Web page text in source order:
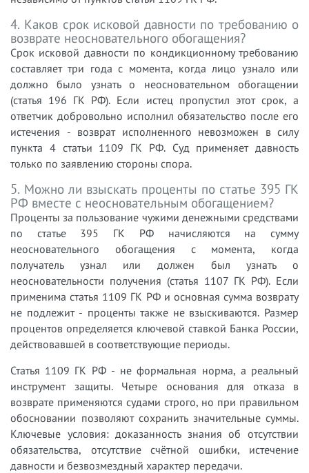
4. Каков срок исковой давности по требованию о
возврате неосновательного обогащения?
Срок исковой давности по кондикционному требованию
составляет три года с момента, когда лицо узнало или
должно было узнать о неосновательном обогащении
(статья 196 ГК РФ). Если истец пропустил этот срок, а
ответчик добровольно исполнил обязательство после его
истечения - возврат исполненного невозможен в силу
пункта 4 статьи 1109 ГК РФ. Суд применяет давность
только по заявлению стороны спора.
5. Можно ли взыскать проценты по статье 395 ГК
РФ вместе с неосновательным обогащением?
Проценты за пользование чужими денежными средствами
по статье 395 ГК РФ начисляются на сумму
неосновательного обогащения с момента, когда
получатель узнал или должен был узнать о
неосновательности получения (статья 1107 ГК РФ). Если
применима статья 1109 ГК РФ и основная сумма возврату
не подлежит - проценты также не взыскиваются. Размер
процентов определяется ключевой ставкой Банка России,
действовавшей в соответствующие периоды.
Статья 1109 ГК РФ - не формальная норма, а реальный
инструмент защиты. Четыре основания для отказа в
возврате применяются судами строго, но при правильном
обосновании позволяют сохранить значительные суммы.
Ключевые условия: доказанность знания об отсутствии
обязательства, отсутствие счётной ошибки, истечение
давности и безвозмездный характер передачи.